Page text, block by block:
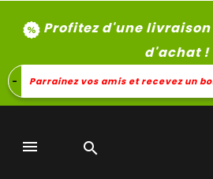
Profitez d'une livraison
d'achat !
- Parrainez vos amis et recevez un
 